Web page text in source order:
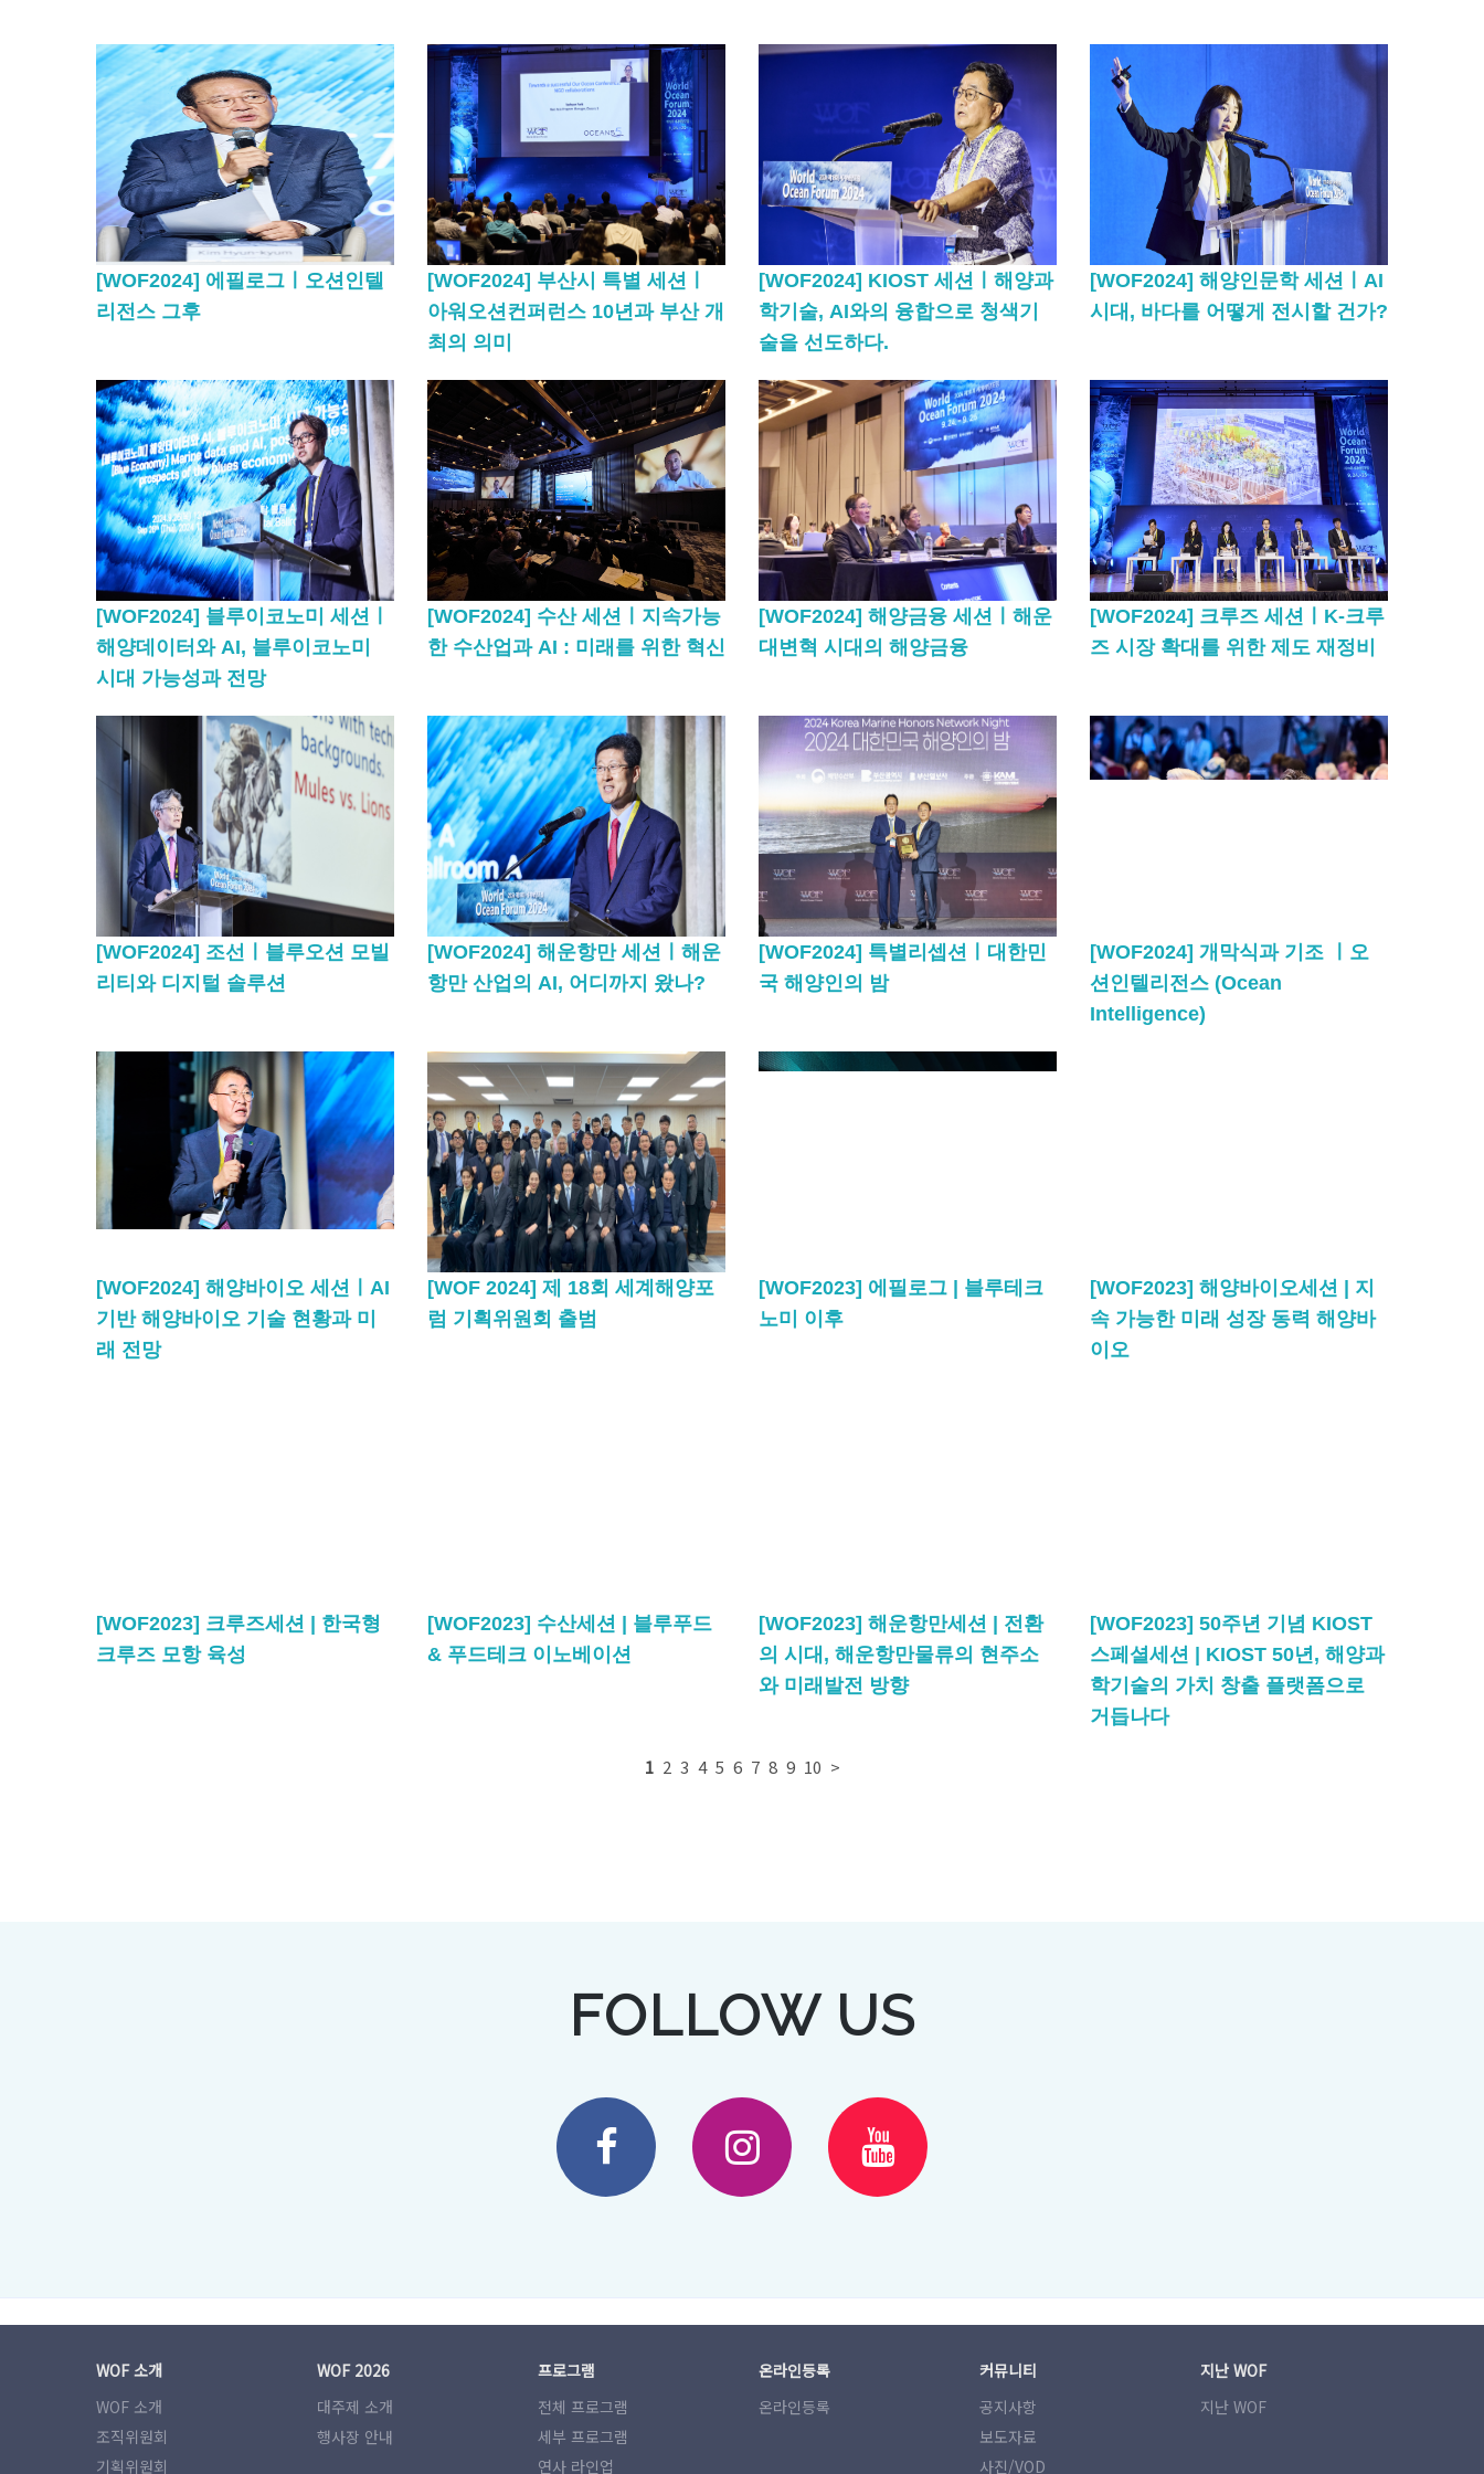
[WOF2024] 에필로그ㅣ오션인텔
리전스 그후
[WOF2024] 부산시 특별 세션ㅣ
아워오션컨퍼런스 10년과 부산 개
최의 의미
[WOF2024] KIOST 세션ㅣ해양과
학기술, AI와의 융합으로 청색기
술을 선도하다.
[WOF2024] 해양인문학 세션ㅣAI
시대, 바다를 어떻게 전시할 건가?
[WOF2024] 블루이코노미 세션ㅣ
해양데이터와 AI, 블루이코노미
시대 가능성과 전망
[WOF2024] 수산 세션ㅣ지속가능
한 수산업과 AI : 미래를 위한 혁신
[WOF2024] 해양금융 세션ㅣ해운
대변혁 시대의 해양금융
[WOF2024] 크루즈 세션ㅣK-크루
즈 시장 확대를 위한 제도 재정비
[WOF2024] 조선ㅣ블루오션 모빌
리티와 디지털 솔루션
[WOF2024] 해운항만 세션ㅣ해운
항만 산업의 AI, 어디까지 왔나?
[WOF2024] 특별리셉션ㅣ대한민
국 해양인의 밤
[WOF2024] 개막식과 기조 ㅣ오
션인텔리전스 (Ocean
Intelligence)
[WOF2024] 해양바이오 세션ㅣAI
기반 해양바이오 기술 현황과 미
래 전망
[WOF 2024] 제 18회 세계해양포
럼 기획위원회 출범
[WOF2023] 에필로그 | 블루테크
노미 이후
[WOF2023] 해양바이오세션 | 지
속 가능한 미래 성장 동력 해양바
이오
[WOF2023] 크루즈세션 | 한국형
크루즈 모항 육성
[WOF2023] 수산세션 | 블루푸드
& 푸드테크 이노베이션
[WOF2023] 해운항만세션 | 전환
의 시대, 해운항만물류의 현주소
와 미래발전 방향
[WOF2023] 50주년 기념 KIOST
스페셜세션 | KIOST 50년, 해양과
학기술의 가치 창출 플랫폼으로
거듭나다
1 2 3 4 5 6 7 8 9 10 >
FOLLOW US
WOF 소개
WOF 소개
조직위원회
기획위원회
WOF 2026
대주제 소개
행사장 안내
프로그램
전체 프로그램
세부 프로그램
연사 라인업
온라인등록
온라인등록
커뮤니티
공지사항
보도자료
사진/VOD
지난 WOF
지난 WOF